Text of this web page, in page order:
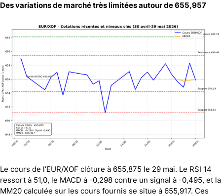
Des variations de marché très limitées autour de 655,957
Le cours de l’EUR/XOF clôture à 655,875 le 29 mai. Le RSI 14
ressort à 51,0, le MACD à -0,298 contre un signal à -0,495, et la
MM20 calculée sur les cours fournis se situe à 655,917. Ces